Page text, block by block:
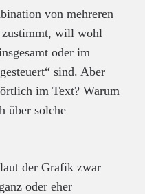
von mehreren
zustimmt, will wohl
oder im
sind. Aber
im Text? Warum
über solche
der Grafik zwar
oder eher